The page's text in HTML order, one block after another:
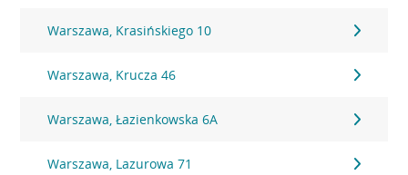
Warszawa, Krasińskiego 10
Warszawa, Krucza 46
Warszawa, Łazienkowska 6A
Warszawa, Lazurowa 71